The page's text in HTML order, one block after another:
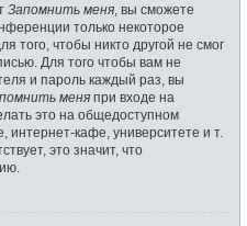
Запомнить меня , вы сможете
только некоторое
того, чтобы никто другой не смог
Для того чтобы вам не
и пароль каждый раз, вы
меня при входе на
это на общедоступном
интернет-кафе, университете и т.
это значит, что